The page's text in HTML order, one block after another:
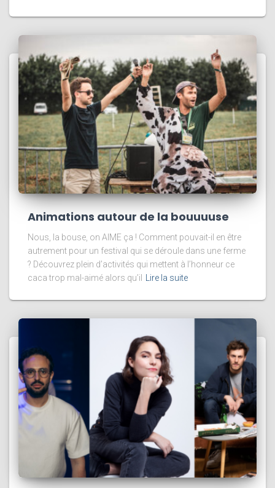
Animations autour de la bouuuuse
Nous, la bouse, on AIME ça ! Comment pouvait-il en être
autrement pour un festival qui se déroule dans une ferme
? Découvrez plein d’activités qui mettent à l’honneur ce
caca trop mal-aimé alors qu’il
Lire la suite